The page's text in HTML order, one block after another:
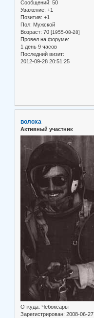
Сообщений: 50
Уважение: +1
Позитив: +1
Пол: Мужской
Возраст: 70 [1955-08-28]
Провел на форуме:
1 день 9 часов
Последний визит:
2012-09-28 20:51:25
волоха
Активный участник
Откуда: Чебоксары
Зарегистрирован: 2008-06-27